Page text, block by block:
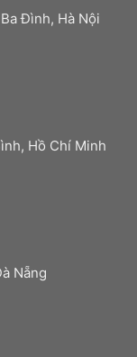
Đình, Hà Nội
Hồ Chí Minh
Nẵng